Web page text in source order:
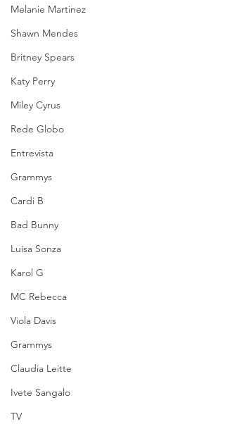
Melanie Martinez
Shawn Mendes
Britney Spears
Katy Perry
Miley Cyrus
Rede Globo
Entrevista
Grammys
Cardi B
Bad Bunny
Luísa Sonza
Karol G
MC Rebecca
Viola Davis
Grammys
Claudia Leitte
Ivete Sangalo
TV